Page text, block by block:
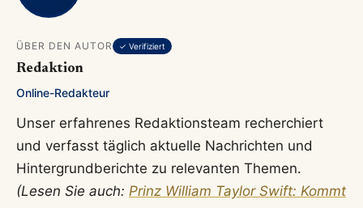
ÜBER DEN AUTOR ✓ Verifiziert
Redaktion
Online-Redakteur
Unser erfahrenes Redaktionsteam recherchiert
und verfasst täglich aktuelle Nachrichten und
Hintergrundberichte zu relevanten Themen.
(Lesen Sie auch: Prinz William Taylor Swift: Kommt